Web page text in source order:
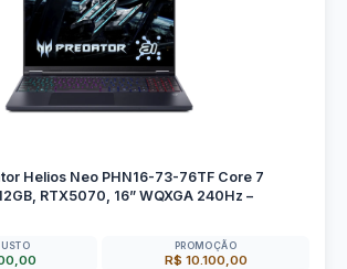
Helios Neo PHN16-73-76TF Core 7
RTX5070, 16” WQXGA 240Hz –
PROMOÇÃO
R$ 10.100,00